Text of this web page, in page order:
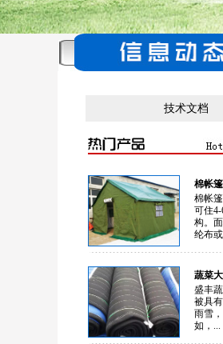
技术文档
棉帐
棉帐
可住
构。
纶布
蔬菜
盛丰
被具
雨雪
如，...